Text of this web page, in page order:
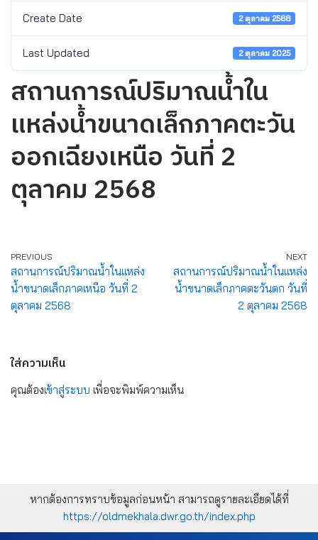
Create Date 2 ตุลาคม 2568
Last Updated 2 ตุลาคม 2025
สถานการณ์ปริมาณน้ำใน
แหล่งน้ำขนาดเล็กภาคตะวัน
ออกเฉียงเหนือ วันที่ 2
ตุลาคม 2568
PREVIOUS
สถานการณ์ปริมาณน้ำในแหล่ง
น้ำขนาดเล็กภาคเหนือ วันที่ 2
ตุลาคม 2568
NEXT
สถานการณ์ปริมาณน้ำในแหล่ง
น้ำขนาดเล็กภาคตะวันตก วันที่
2 ตุลาคม 2568
ใส่ความเห็น
คุณต้องเข้าสู่ระบบ เพื่อจะพิมพ์ความเห็น
หากต้องการทราบข้อมูลก่อนหน้า สามารถดูรายละเอียดได้ที่
https://oldmekhala.dwr.go.th/index.php